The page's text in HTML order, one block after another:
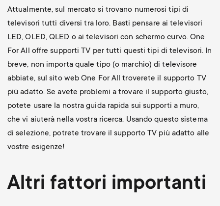
Attualmente, sul mercato si trovano numerosi tipi di
televisori tutti diversi tra loro. Basti pensare ai televisori
LED, OLED, QLED o ai televisori con schermo curvo. One
For All offre supporti TV per tutti questi tipi di televisori. In
breve, non importa quale tipo (o marchio) di televisore
abbiate, sul sito web One For All troverete il supporto TV
più adatto. Se avete problemi a trovare il supporto giusto,
potete usare la nostra guida rapida sui supporti a muro,
che vi aiuterà nella vostra ricerca. Usando questo sistema
di selezione, potrete trovare il supporto TV più adatto alle
vostre esigenze!
Altri fattori importanti